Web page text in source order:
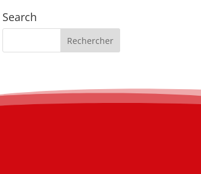
Search